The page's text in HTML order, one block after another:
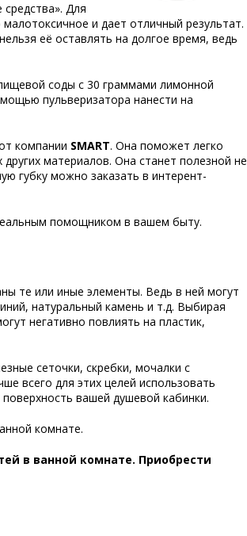
Для
и дает отличный результат.
её оставлять на долгое время, ведь
соды с 30 граммами лимонной
пульверизатора нанести на
компании SMART. Она поможет легко
материалов. Она станет полезной не
губку можно заказать в интерент-
помощником в вашем быту.
те или иные элементы. Ведь в ней могут
натуральный камень и т.д. Выбирая
негативно повлиять на пластик,
сеточки, скребки, мочалки с
всего для этих целей использовать
вашей душевой кабинки.
в ванной комнате. Приобрести